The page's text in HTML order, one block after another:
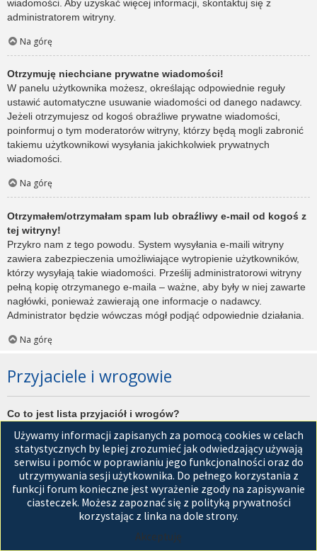
wiadomości. Aby uzyskać więcej informacji, skontaktuj się z
administratorem witryny.
Na górę
Otrzymuję niechciane prywatne wiadomości!
W panelu użytkownika możesz, określając odpowiednie reguły
ustawić automatyczne usuwanie wiadomości od danego nadawcy.
Jeżeli otrzymujesz od kogoś obraźliwe prywatne wiadomości,
poinformuj o tym moderatorów witryny, którzy będą mogli zabronić
takiemu użytkownikowi wysyłania jakichkolwiek prywatnych
wiadomości.
Na górę
Otrzymałem/otrzymałam spam lub obraźliwy e-mail od kogoś z
tej witryny!
Przykro nam z tego powodu. System wysyłania e-maili witryny
zawiera zabezpieczenia umożliwiające wytropienie użytkowników,
którzy wysyłają takie wiadomości. Prześlij administratorowi witryny
pełną kopię otrzymanego e-maila – ważne, aby były w niej zawarte
nagłówki, ponieważ zawierają one informacje o nadawcy.
Administrator będzie wówczas mógł podjąć odpowiednie działania.
Na górę
Przyjaciele i wrogowie
Co to jest lista przyjaciół i wrogów?
użytkowników witryny. Użytkownicy dodani do listy przyjaciół będą
wyświetleni na karciePrzyjacieleznajdującej się w panelu
zarządzania kontem. Z tego poziomu można szybko sprawdzić ich
status, a także wysłać prywatną wiadomość. Zależnie od
używanego stylu witryny, posty tych użytkowników mogą być
wyróżniane. Jeśli użytkownik zostanie dodany do listy wrogów,
Używamy informacji zapisanych za pomocą cookies w celach
statystycznych by lepiej zrozumieć jak odwiedzający używają
serwisu i pomóc w poprawianiu jego funkcjonalności oraz do
utrzymywania sesji użytkownika. Do pełnego korzystania z
funkcji forum konieczne jest wyrażenie zgody na zapisywanie
ciasteczek. Możesz zapoznać się z polityką prywatności
korzystając z linka na dole strony.
Akceptuję